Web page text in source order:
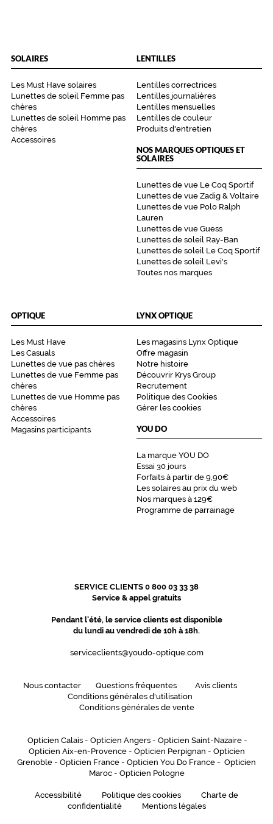
SOLAIRES
Les Must Have solaires
Lunettes de soleil Femme pas
chères
Lunettes de soleil Homme pas
chères
Accessoires
LENTILLES
Lentilles correctrices
Lentilles journalières
Lentilles mensuelles
Lentilles de couleur
Produits d'entretien
NOS MARQUES OPTIQUES ET
SOLAIRES
Lunettes de vue Le Coq Sportif
Lunettes de vue Zadig & Voltaire
Lunettes de vue Polo Ralph
Lauren
Lunettes de vue Guess
Lunettes de soleil Ray-Ban
Lunettes de soleil Le Coq Sportif
Lunettes de soleil Levi's
Toutes nos marques
OPTIQUE
Les Must Have
Les Casuals
Lunettes de vue pas chères
Lunettes de vue Femme pas
chères
Lunettes de vue Homme pas
chères
Accessoires
Magasins participants
LYNX OPTIQUE
Les magasins Lynx Optique
Offre magasin
Notre histoire
Découvrir Krys Group
Recrutement
Politique des Cookies
Gérer les cookies
YOU DO
La marque YOU DO
Essai 30 jours
Forfaits à partir de 9,90€
Les solaires au prix du web
Nos marques à 129€
Programme de parrainage
SERVICE CLIENTS 0 800 03 33 38
Service & appel gratuits
Pendant l'été, le service clients est disponible
du lundi au vendredi de 10h à 18h.
serviceclients@youdo-optique.com
Nous contacter Questions fréquentes
Avis clients
Conditions générales d'utilisation
Conditions générales de vente
Opticien Calais - Opticien Angers - Opticien Saint-Nazaire -
Opticien Aix-en-Provence- Opticien Perpignan - Opticien
Grenoble - Opticien France - Opticien You Do France - Opticien
Maroc- Opticien Pologne
Accessibilité Politique des cookies
Charte de
confidentialité
Mentions légales